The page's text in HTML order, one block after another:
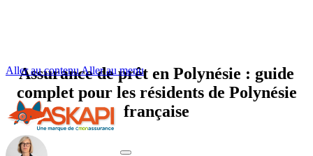
Aller au contenuAller au menu
Assurance de prêt en Polynésie : guide
complet pour les résidents de Polynésie
française